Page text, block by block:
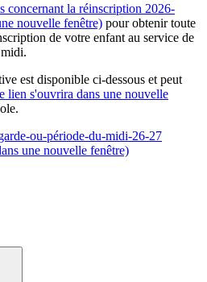
concernant la réinscription 2026-
nouvelle fenêtre) pour obtenir toute
de votre enfant au service de
est disponible ci-dessous et peut
lien s'ouvrira dans une nouvelle
ou-période-du-midi-26-27
une nouvelle fenêtre)